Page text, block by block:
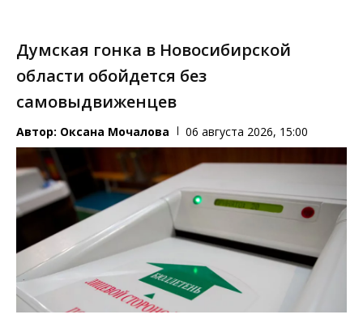
Думская гонка в Новосибирской
области обойдется без
самовыдвиженцев
Автор: Оксана Мочалова 06 августа 2026, 15:00